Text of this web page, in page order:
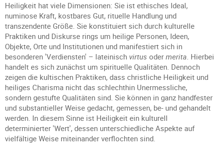
Heiligkeit hat viele Dimensionen: Sie ist ethisches Ideal,
numinose Kraft, kostbares Gut, rituelle Handlung und
transzendente Größe. Sie konstituiert sich durch kulturelle
Praktiken und Diskurse rings um heilige Personen, Ideen,
Objekte, Orte und Institutionen und manifestiert sich in
besonderen 'Verdiensten' – lateinisch virtus oder merita. Hierbei
handelt es sich zunächst um spirituelle Qualitäten. Dennoch
zeigen die kultischen Praktiken, dass christliche Heiligkeit und
heiliges Charisma nicht das schlechthin Unermessliche,
sondern gestufte Qualitäten sind. Sie können in ganz handfester
und substantieller Weise gedacht, gemessen, be- und gehandelt
werden. In diesem Sinne ist Heiligkeit ein kulturell
determinierter 'Wert', dessen unterschiedliche Aspekte auf
vielfältige Weise miteinander verflochten sind.